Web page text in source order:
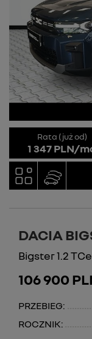
Rata (już od)
1 347 PLN/
DACIA
Bigster 1.2
106 900
PRZEBIEG:
ROCZNIK: